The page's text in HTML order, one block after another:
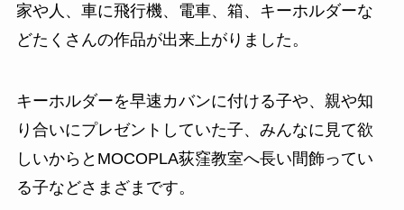
家や人、車に飛行機、電車、箱、キーホルダーな
どたくさんの作品が出来上がりました。
キーホルダーを早速カバンに付ける子や、親や知
り合いにプレゼントしていた子、みんなに見て欲
しいからとMOCOPLA荻窪教室へ長い間飾ってい
る子などさまざまです。